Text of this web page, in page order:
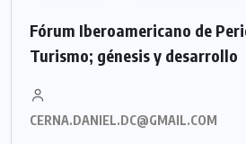
Fórum Iberoamericano de
Turismo; génesis y desarrollo
CERNA.DANIEL.DC@GMAIL.COM